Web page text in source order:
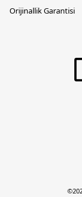
Orijinallik Garantisi